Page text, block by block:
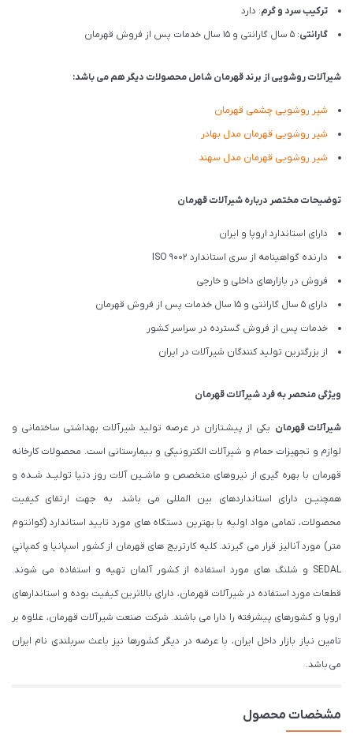
ترکیب سرد و گرم: دارد
گارانتی: 5 سال گارانتی و 15 سال خدمات پس از فروش قهرمان
شیرآلات روشویی از برند قهرمان شامل محصولات دیگر هم می باشد:
شیر روشویی چشمی قهرمان
شیر روشویی قهرمان مدل بهادر
شیر روشویی قهرمان مدل سهند
توضیحات مختصر درباره شیرآلات قهرمان
دارای استاندارد اروپا و ایران
دارنده گواهینامه از سری استاندارد ISO 9002
فروش در بازارهای داخلی و خارجی
دارای 5 سال گارانتی و 15 سال خدمات پس از فروش قهرمان
خدمات پس از فروش گسترده در سراسر کشور
از بزرگترین تولید کنندگان شیرآلات در ایران
ویژگی منحصر به فرد شیرآلات قهرمان
شیرآلات قهرمان یکی از پیشـتازان در عرصه تولید شیرآلات بهداشتی ساختمانی و
لوازم و تجهیزات حمام و شیرآلات الکترونیکی و بیمارستانی است. محصولات کارخانه
قهرمان با بهره گیری از نیروهای متخصص و ماشــین آلات روز دنیا تولیــد شــده و
همچنیــن دارای استانداردهای بین المللی می باشد. به جهت ارتقای کیفیت
محصولات، تمامی مواد اولیه با بهترین دستگاه های مورد تایید استاندارد (كوانتوم
متر) مورد آنالیز قرار می گیرند. كليه كارتريج های قهرمان از كشور اسپانيا و كمپاني
SEDAL و شلنگ های مورد استفاده از کشور آلمان تهیه و استفاده می شوند.
قطعات مورد استفاده در شیرآلات قهرمان، دارای بالاترین کیفیت بوده و استاندارهای
اروپا و کشورهای پیشرفته را دارا می باشند. شرکت صنعت شیرآلات قهرمان، علاوه بر
تامین نیاز بازار داخل ایران، با عرضه در دیگر کشورها نیز باعث سربلندی نام ایران
می باشد.
مشخصات محصول